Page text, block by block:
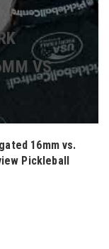
VS.
16mm vs.
Pickleball